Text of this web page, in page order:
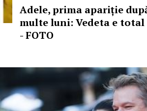
Adele, prima apariție
multe luni: Vedeta e
- FOTO